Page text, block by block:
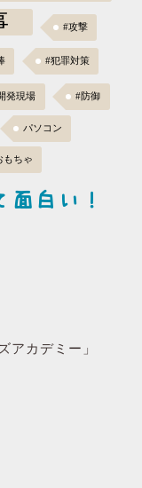
#攻撃
#犯罪対策
発現場 #防御
パソコン
もちゃ
白い！
アカデミー」